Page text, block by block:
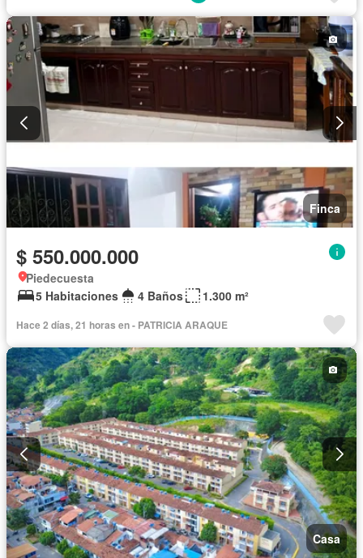
Finca
$ 550.000.000
Piedecuesta
5 Habitaciones
4 Baños 1.300 m²
Hace 2 días, 21 horas en - PATRICIA ARAQUE
Casa